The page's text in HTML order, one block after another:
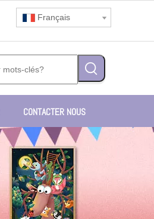
Français
CONTACTER NOUS